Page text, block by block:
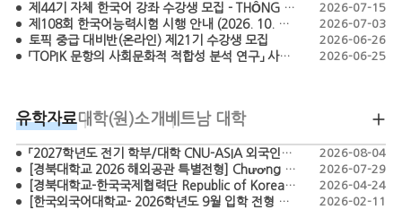
제44기 자체 한국어 강좌 수강생 모집 - THÔNG BÁO CHIÊU SINH HỌC VIÊN LỚP TIẾNG HÀN KHÓA 44 2026-07-15
제108회 한국어능력시험 시행 안내 (2026. 10. 18.) 2026-07-03
토픽 중급 대비반(온라인) 제21기 수강생 모집 2026-06-26
「TOPIK 문항의 사회문화적 적합성 분석 연구」 사업 간접보조사업자 공모 (재공고) 2026-06-25
유학자료대학(원)소개 베트남 대학
「2027학년도 전기 학부/대학 CNU-ASIA 외국인특별전형 모집요강」 TUYỂN SINH CHƯƠNG TRÌNH CNU-ASIA DÀNH CHO SINH VIÊN QUỐC TẾ HỆ ĐẠI HỌC/ CAO HỌC NĂM 2027 2026-08-04
[경북대학교 2026 해외공관 특별전형] Chương trình tuyển sinh đặc biệt năm 2026 của Đại học Quốc gia Kyungpook (Kyungpook National University) 2026-07-29
[경북대학교-한국국제협력단 Republic of Korea Scholarship Program – Master’s in Agriculture 2026] CHƯƠNG TRÌNH HỌC BỔNG KOICA - KNU 2026 2026-04-24
[한국외국어대학교- 2026학년도 9월 입학 전형 모집요강 ]-THÔNG TIN TUYỂN SINH HỌC KỲ THÁNG 9 NĂM 2026-CHƯƠNG TRÌNH TUYỂN SINH ĐẶC BIỆT DÀNH CHO SINH VIÊN QUỐC TẾ 2026-02-11